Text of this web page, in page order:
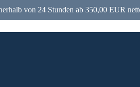
von 24 Stunden ab 350,00 EUR